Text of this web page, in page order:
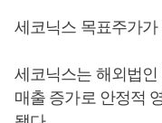
세코닉스 목표주가가
세코닉스는 해외법
매출 증가로 안정적